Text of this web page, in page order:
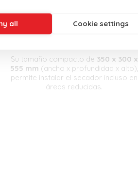
Su tamaño compacto de 350 x 300 x
555 mm (ancho x profundidad x alto),
permite instalar el secador incluso en
áreas reducidas.
all Cookie settings